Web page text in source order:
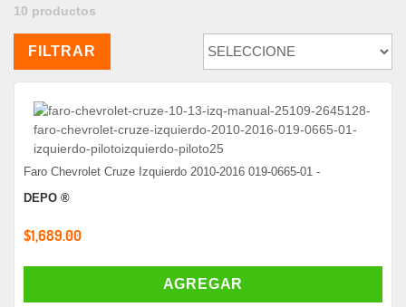
10 productos
FILTRAR
Faro Chevrolet Cruze Izquierdo 2010-2016 019-0665-01 -
DEPO ®
$1,689.00
AGREGAR